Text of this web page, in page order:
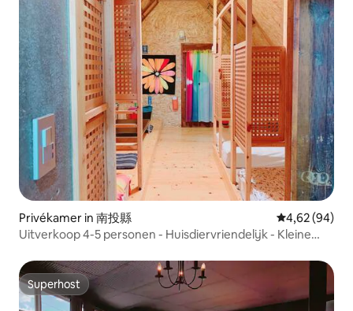
Privékamer in 南投縣 Gemiddelde
4,62 (94)
Uitverkoop 4-5 personen - Huisdiervriendelijk - Kleine
Sunbus - Uitverkoop Delta - Romantisch
Superhost
Superhost